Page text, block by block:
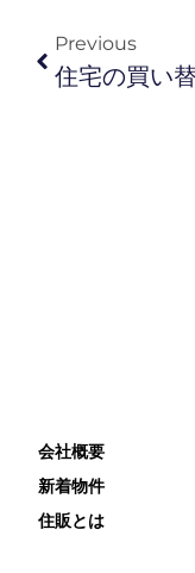
Previous
会社概要
新着物件
住販とは